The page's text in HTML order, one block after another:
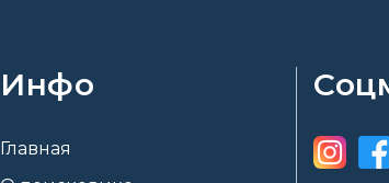
Инфо
Главная